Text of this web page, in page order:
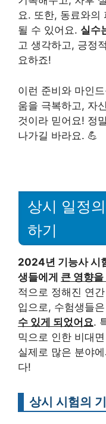
요. 또한, 동료와의
될 수 있어요. 실수
고 생각하고, 긍정
요하죠!
이런 준비와 마인
움을 극복하고, 자
것이라 믿어요! 정
나가길 바라요. 💪
상시 일정
하기
2024년 기능사 시
생들에게 큰 영향
적으로 정해진 연
입으로, 수험생들
수 있게 되었어요.
믹으로 인한 비대
실제로 많은 분야
다!
상시 시험의